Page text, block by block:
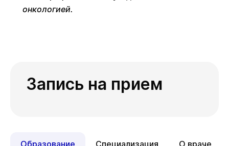
онкологией.
Запись на прием
Образование Специализация О враче